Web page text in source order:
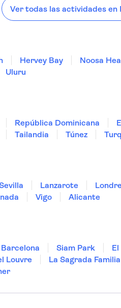
Ver todas las actividades en
Hervey Bay Noosa
Uluru
República Dominicana
Tailandia Túnez
Lanzarote
Vigo
Alicante
Siam Park
Louvre La Sagrada Familia